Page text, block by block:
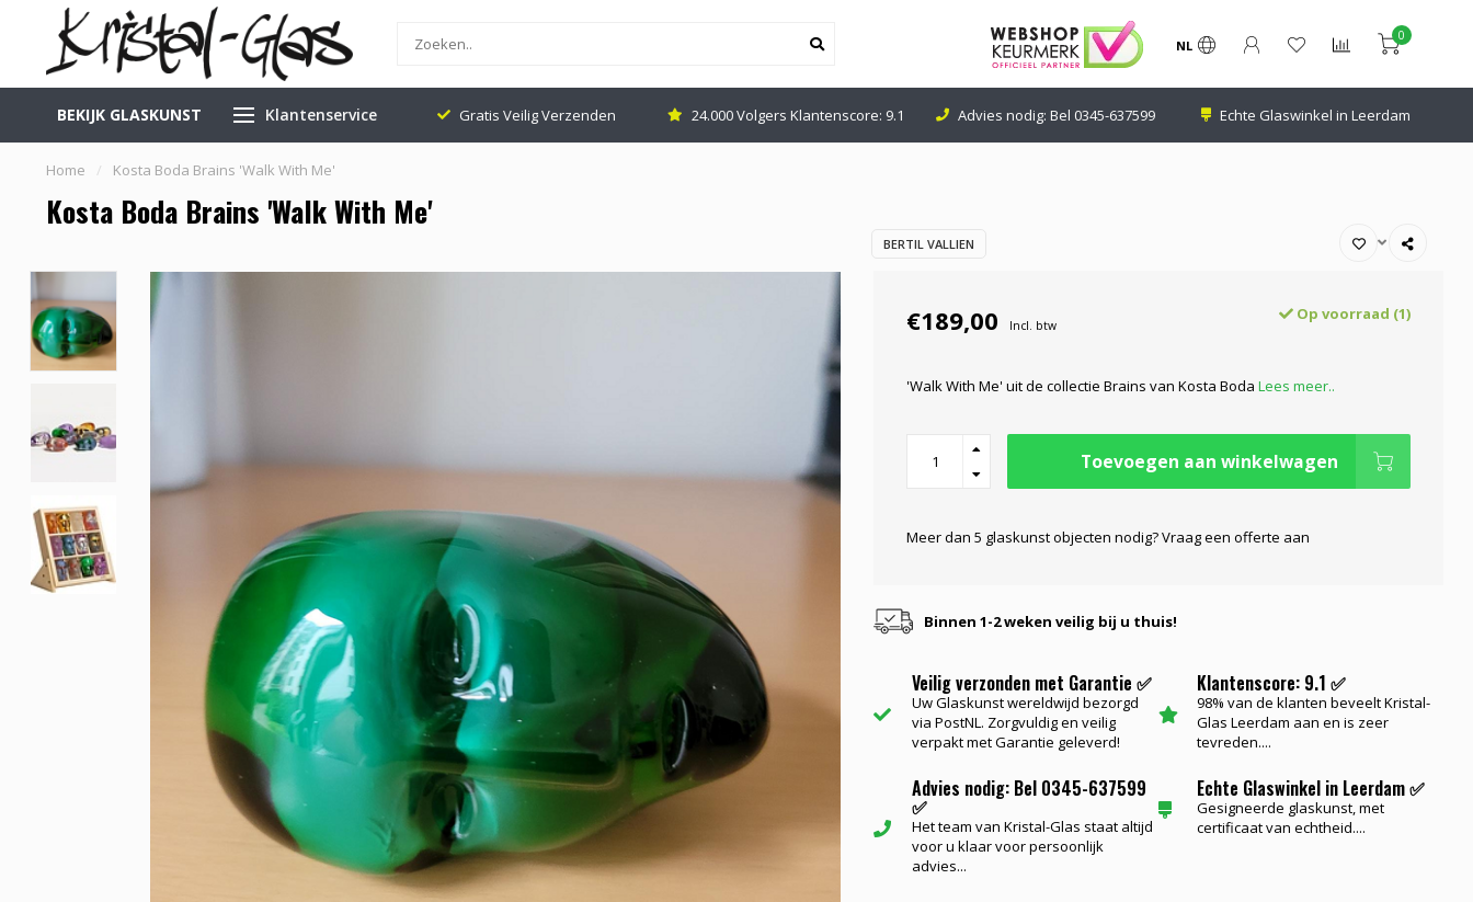
NL
0
BEKIJK GLASKUNST Klantenservice
0345-637599 Echte Glaswinkel in Leerdam Gratis Veilig Verzenden 24.000 Volgers Klantenscore: 9.1 Advies nodig: Bel 0345-637599 Echte Glaswinkel in Leerdam
Home / Kosta Boda Brains 'Walk With Me'
Kosta Boda Brains 'Walk With Me'
BERTIL VALLIEN
€189,00 Incl. btw
Op voorraad (1)
'Walk With Me' uit de collectie Brains van Kosta Boda Lees meer..
Toevoegen aan winkelwagen
Meer dan 5 glaskunst objecten nodig? Vraag een offerte aan
Binnen 1-2 weken veilig bij u thuis!
Veilig verzonden met Garantie ✅
Uw Glaskunst wereldwijd bezorgd
via PostNL. Zorgvuldig en veilig
verpakt met Garantie geleverd!
Klantenscore: 9.1 ✅
98% van de klanten beveelt Kristal-
Glas Leerdam aan en is zeer
tevreden....
Advies nodig: Bel 0345-637599
✅
Het team van Kristal-Glas staat altijd
voor u klaar voor persoonlijk
advies...
Echte Glaswinkel in Leerdam ✅
Gesigneerde glaskunst, met
certificaat van echtheid....